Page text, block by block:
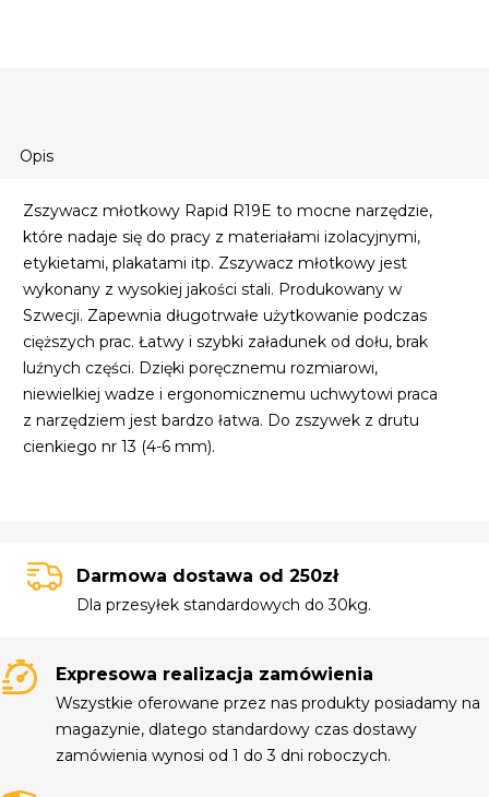
Opis
Zszywacz młotkowy Rapid R19E to mocne narzędzie,
które nadaje się do pracy z materiałami izolacyjnymi,
etykietami, plakatami itp. Zszywacz młotkowy jest
wykonany z wysokiej jakości stali. Produkowany w
Szwecji. Zapewnia długotrwałe użytkowanie podczas
cięższych prac. Łatwy i szybki załadunek od dołu, brak
luźnych części. Dzięki poręcznemu rozmiarowi,
niewielkiej wadze i ergonomicznemu uchwytowi praca
z narzędziem jest bardzo łatwa. Do zszywek z drutu
cienkiego nr 13 (4-6 mm).
Darmowa dostawa od 250zł
Dla przesyłek standardowych do 30kg.
Expresowa realizacja zamówienia
Wszystkie oferowane przez nas produkty posiadamy na
magazynie, dlatego standardowy czas dostawy
zamówienia wynosi od 1 do 3 dni roboczych.